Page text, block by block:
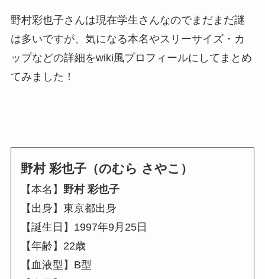
野村彩也子さんは現在学生さんなのでまだまだ謎
は多いですが、気になる本名やスリーサイズ・カ
ップなどの詳細をwiki風プロフィールにしてまとめ
てみました！
野村 彩也子（のむら さやこ）
【本名】 野村 彩也子
【出身】東京都出身
【誕生日】1997年9月25日
【年齢】22歳
【血液型】B型